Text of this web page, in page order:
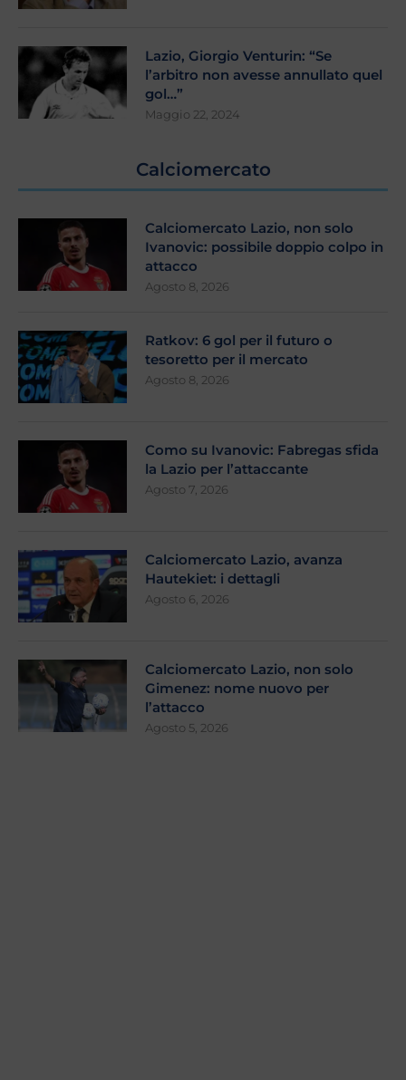
Lazio, Giorgio Venturin: “Se
l’arbitro non avesse annullato quel
gol…”
Maggio 22, 2024
Calciomercato
Calciomercato Lazio, non solo
Ivanovic: possibile doppio colpo in
attacco
Agosto 8, 2026
Ratkov: 6 gol per il futuro o
tesoretto per il mercato
Agosto 8, 2026
Como su Ivanovic: Fabregas sfida
la Lazio per l’attaccante
Agosto 7, 2026
Calciomercato Lazio, avanza
Hautekiet: i dettagli
Agosto 6, 2026
Calciomercato Lazio, non solo
Gimenez: nome nuovo per
l’attacco
Agosto 5, 2026